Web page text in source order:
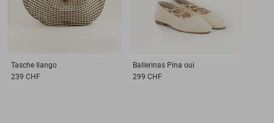
Tasche Ilango
239 CHF
Ballerinas Pina oui
299 CHF